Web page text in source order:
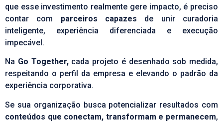
que esse investimento realmente gere impacto, é preciso
contar com parceiros capazes de unir curadoria
inteligente, experiência diferenciada e execução
impecável.
Na Go Together,cada projeto é desenhado sob medida,
respeitando o perfil da empresa e elevando o padrão da
experiência corporativa.
Se sua organização busca potencializar resultados com
conteúdos que conectam, transformam e permanecem,